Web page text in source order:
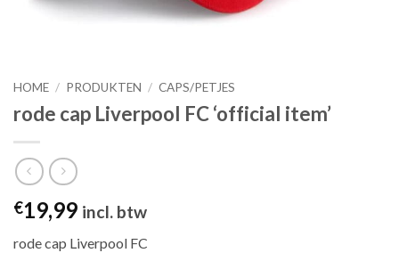
HOME / PRODUKTEN / CAPS/PETJES
rode cap Liverpool FC ‘official item’
€19,99 incl. btw
rode cap Liverpool FC